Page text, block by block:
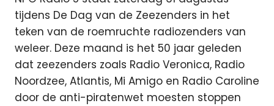
tijdens De Dag van de Zeezenders in het
teken van de roemruchte radiozenders van
weleer. Deze maand is het 50 jaar geleden
dat zeezenders zoals Radio Veronica, Radio
Noordzee, Atlantis, Mi Amigo en Radio Caroline
door de anti-piratenwet moesten stoppen